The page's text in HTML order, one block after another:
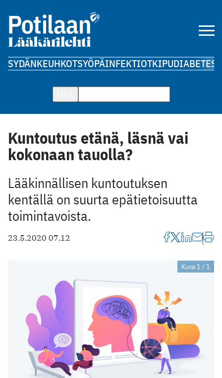
SYDÄNKEUHKOTSYÖPÄINFEKTIOTKIPUDIABETES
Kuntoutus etänä, läsnä vai
kokonaan tauolla?
Lääkinnällisen kuntoutuksen
kentällä on suurta epätietoisuutta
toimintavoista.
23.5.2020 07.12
Kuva 1 / 1